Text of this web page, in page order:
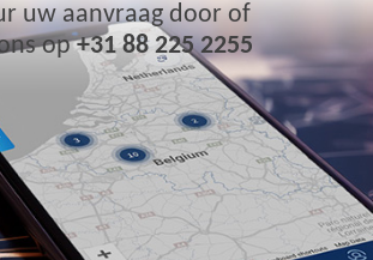
uw aanvraag door of
op+31 88 225 2255